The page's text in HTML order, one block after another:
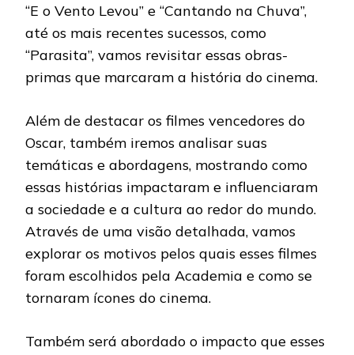
“E o Vento Levou” e “Cantando na Chuva”,
até os mais recentes sucessos, como
“Parasita”, vamos revisitar essas obras-
primas que marcaram a história do cinema.
Além de destacar os filmes vencedores do
Oscar, também iremos analisar suas
temáticas e abordagens, mostrando como
essas histórias impactaram e influenciaram
a sociedade e a cultura ao redor do mundo.
Através de uma visão detalhada, vamos
explorar os motivos pelos quais esses filmes
foram escolhidos pela Academia e como se
tornaram ícones do cinema.
Também será abordado o impacto que esses